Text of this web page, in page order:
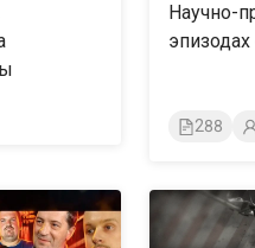
Научно-
288